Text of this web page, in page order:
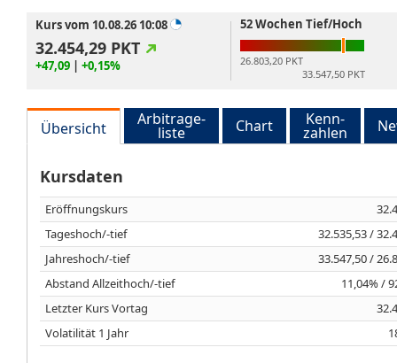
Kurs vom 10.08.26 10:08
32.454,29 PKT
+47,09 | +0,15%
52 Wochen Tief/Hoch
26.803,20 PKT
33.547,50 PKT
Übersicht Arbitrage-
liste Chart Kenn-
zahlen
Kursdaten
Eröffnungskurs
Tageshoch/-tief
32.535,53 /
Jahreshoch/-tief
33.547,50 /
Abstand Allzeithoch/-tief
11,04% /
Letzter Kurs Vortag
Volatilität 1 Jahr